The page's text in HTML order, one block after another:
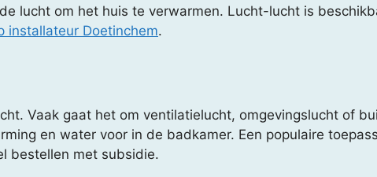
lucht om het huis te verwarmen. Lucht-lucht is
installateur Doetinchem.
Vaak gaat het om ventilatielucht, omgevingslucht of
en water voor in de badkamer. Een populaire
bestellen met subsidie.